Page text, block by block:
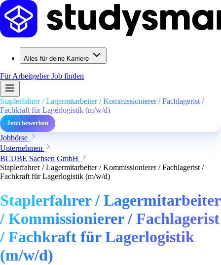
Alles für deine Karriere
Für ArbeitgeberJob finden
Staplerfahrer / Lagermitarbeiter / Kommissionierer / Fachlagerist /
Fachkraft für Lagerlogistik (m/w/d)
Jetzt bewerben
Jobbörse
Unternehmen
BCUBE Sachsen GmbH
Staplerfahrer / Lagermitarbeiter / Kommissionierer / Fachlagerist /
Fachkraft für Lagerlogistik (m/w/d)
Staplerfahrer / Lagermitarbeiter
/ Kommissionierer / Fachlagerist
/ Fachkraft für Lagerlogistik
(m/w/d)